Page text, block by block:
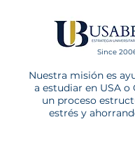
Since
Nuestra misión es
a estudiar en USA o
un proceso
estrés y